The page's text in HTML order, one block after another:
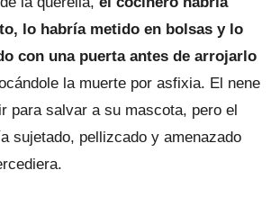
lo habría metido en bolsas y lo
con una puerta antes de arrojarlo
la muerte por asfixia. El nene
para salvar a su mascota, pero el
sujetado, pellizcado y amenazado